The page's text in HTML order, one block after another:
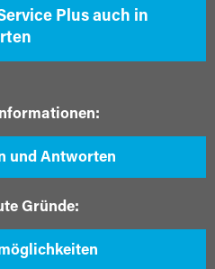
Plus auch in
und Antworten
Gründe: